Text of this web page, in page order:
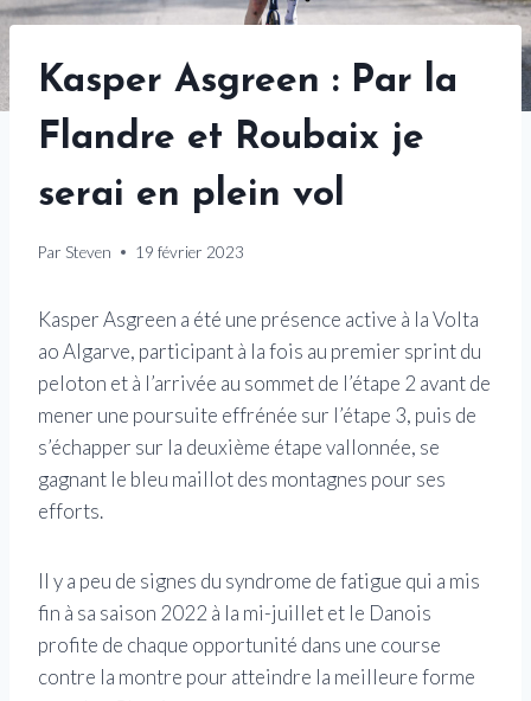
Kasper Asgreen : Par la
Flandre et Roubaix je
serai en plein vol
Par Steven 19 février 2023
Kasper Asgreen a été une présence active à la Volta
ao Algarve, participant à la fois au premier sprint du
peloton et à l’arrivée au sommet de l’étape 2 avant de
mener une poursuite effrénée sur l’étape 3, puis de
s’échapper sur la deuxième étape vallonnée, se
gagnant le bleu maillot des montagnes pour ses
efforts.
Il y a peu de signes du syndrome de fatigue qui a mis
fin à sa saison 2022 à la mi-juillet et le Danois
profite de chaque opportunité dans une course
contre la montre pour atteindre la meilleure forme